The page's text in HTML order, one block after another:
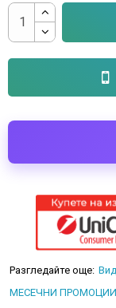
Разгледайте още:
МЕСЕЧНИ ПРОМОЦИИ